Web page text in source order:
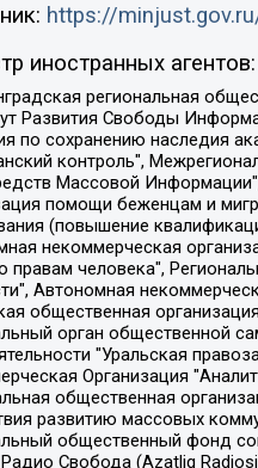
https://
иностранных агентов:
организация "Информационно-просветительский центр "Мемориал", Региональный Фонд "Центр Защиты Прав Средств Массовой Информации", с 05.12.2023 Фонд "Центр Защиты Прав Средств массовой информации", Региональная общественная благотворительная организация помощи беженцам и мигрантам "Гражданское содействие", Негосударственное образовательное учреждение дополнительного профессионального образования (повышение квалификации) специалистов "АКАДЕМИЯ ПО ПРАВАМ ЧЕЛОВЕКА", Свердловская региональная общественная организация "Сутяжник", Автономная некоммерческая организация "Центр независимых социологических исследований", Союз общественных объединений "Российский исследовательский центр по правам человека", Региональное общественное учреждение научно-информационный центр "МЕМОРИАЛ", Некоммерческая организация "Фонд защиты гласности", Автономная некоммерческая организация "Институт прав человека", Городская общественная организация "Екатеринбургское общество "МЕМОРИАЛ", Городская общественная организация "Рязанское историко-просветительское и правозащитное общество "Мемориал" (Рязанский Мемориал), Челябинский региональный орган общественной самодеятельности – женское общественное объединение "Женщины Евразии", Челябинский региональный орган общественной самодеятельности "Уральская правозащитная группа", Фонд содействия защите здоровья и социальной справедливости имени Андрея Рылькова, Автономная Некоммерческая Организация "Аналитический Центр Юрия Левады", Автономная некоммерческая организация социальной поддержки населения "Проект Апрель", Региональная общественная организация помощи женщинам и детям, находящимся в кризисной ситуации "Информационно-методический центр "Анна", Фонд содействия развитию